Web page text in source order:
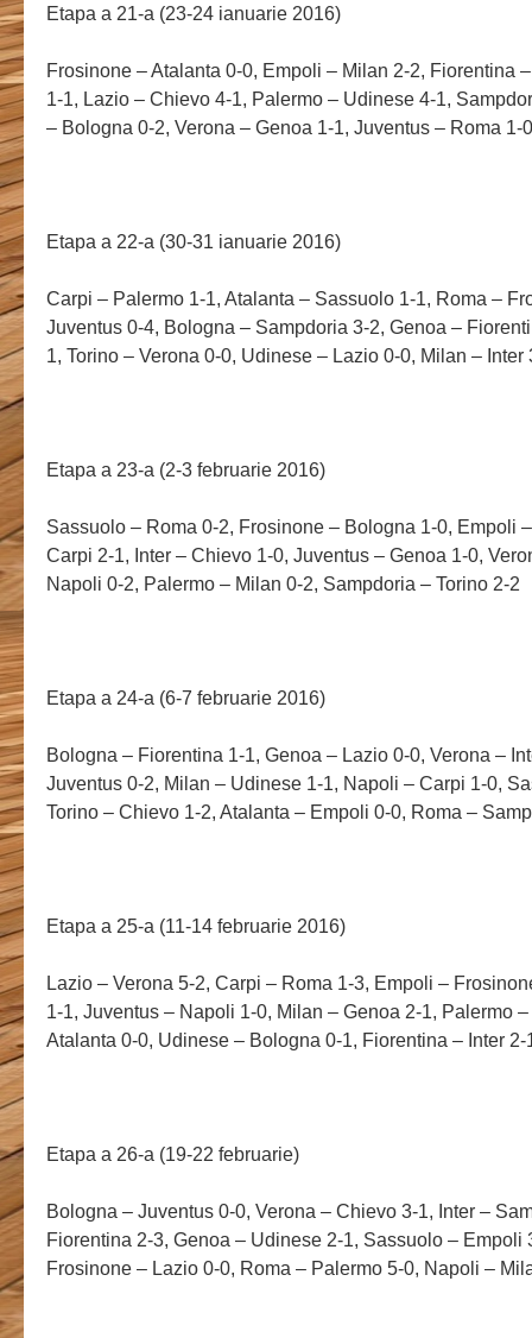
Etapa a 21-a (23-24 ianuarie 2016)
Frosinone – Atalanta 0-0, Empoli – Milan 2-2, Fiorentina
1-1, Lazio – Chievo 4-1, Palermo – Udinese 4-1,
– Bologna 0-2, Verona – Genoa 1-1, Juventus – Roma 1-0
Etapa a 22-a (30-31 ianuarie 2016)
Carpi – Palermo 1-1, Atalanta – Sassuolo 1-1, Roma –
Juventus 0-4, Bologna – Sampdoria 3-2, Genoa –
1, Torino – Verona 0-0, Udinese – Lazio 0-0, Milan – Inter
Etapa a 23-a (2-3 februarie 2016)
Sassuolo – Roma 0-2, Frosinone – Bologna 1-0, Empoli
Carpi 2-1, Inter – Chievo 1-0, Juventus – Genoa 1-0,
Napoli 0-2, Palermo – Milan 0-2, Sampdoria – Torino 2-2
Etapa a 24-a (6-7 februarie 2016)
Bologna – Fiorentina 1-1, Genoa – Lazio 0-0, Verona –
Juventus 0-2, Milan – Udinese 1-1, Napoli – Carpi 1-0,
Torino – Chievo 1-2, Atalanta – Empoli 0-0, Roma –
Etapa a 25-a (11-14 februarie 2016)
Lazio – Verona 5-2, Carpi – Roma 1-3, Empoli –
1-1, Juventus – Napoli 1-0, Milan – Genoa 2-1, Palermo
Atalanta 0-0, Udinese – Bologna 0-1, Fiorentina – Inter 2-
Etapa a 26-a (19-22 februarie)
Bologna – Juventus 0-0, Verona – Chievo 3-1, Inter –
Fiorentina 2-3, Genoa – Udinese 2-1, Sassuolo – Empoli
Frosinone – Lazio 0-0, Roma – Palermo 5-0, Napoli –